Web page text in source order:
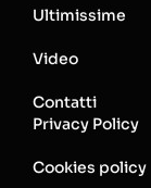
Ultimissime
Video
Contatti
Privacy Policy
Cookies policy